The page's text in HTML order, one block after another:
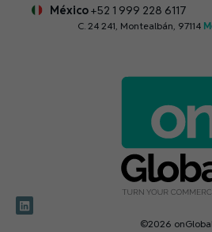
©2026 onGlobal.
México+52 1 999 228 6117
C. 24 241, Montealbán, 97114